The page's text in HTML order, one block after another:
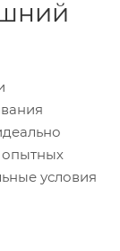
опытных
условия